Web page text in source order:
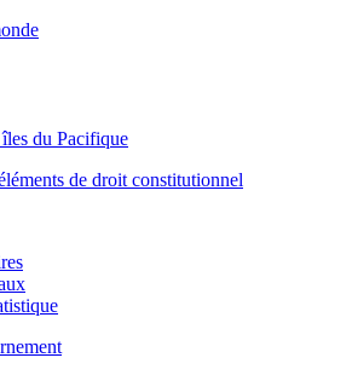
du Pacifique
de droit constitutionnel